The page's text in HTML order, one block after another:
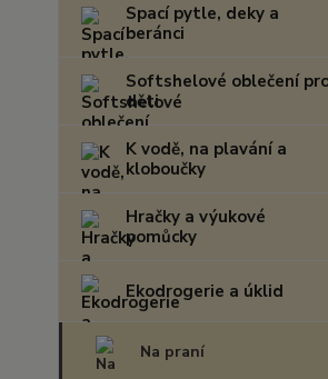
Spací pytle, deky a
beránci
Softshelové oblečení
děti
K vodě, na plavání a
kloboučky
Hračky a výukové
pomůcky
Ekodrogerie a úklid
Na praní